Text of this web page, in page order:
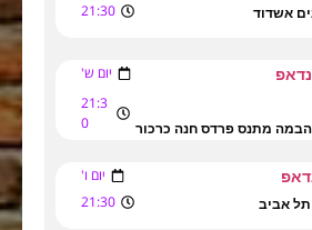
אשדוד 21:30
יום ש'
הבמה מתנס פרדס חנה כרכור
21:3
0
יום ו'
תל אביב 21:30